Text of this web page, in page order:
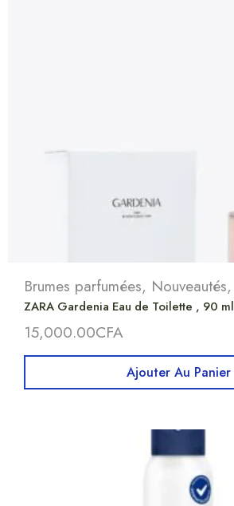
Brumes parfumées, Nouveautés,
ZARA Gardenia Eau de Toilette , 90 ml
15,000.00CFA
Ajouter Au Panier